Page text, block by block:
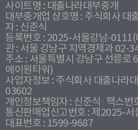
사이트명 : 대출나라대부중개
대부중개업 상호명 : 주식회사 대
자 : 신준식
등록번호 : 2025-서울강남-0111(
관 : 서울 강남구 지역경제과 02-
주소 : 서울특별시 강남구 선릉로
에이원타워)
사업자정보 : 주식회사 대출나라
03602
개인정보책임자 : 신준식
팩스번
통신판매업신고번호 : 제2025-
대표번호 : 1599-9687